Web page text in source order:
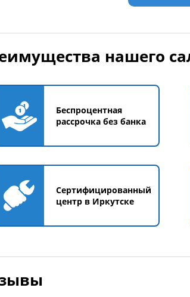
нашего
Беспроцентная
рассрочка без банка
Сертифицированный
центр в Иркутске